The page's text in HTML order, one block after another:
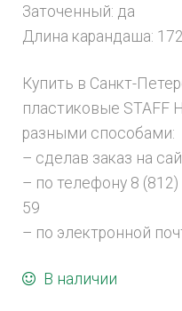
Заточенный: да
Длина карандаша:
Купить в Санкт-
пластиковые STAFF
разными способами:
– сделав заказ на
– по телефону 8
59
– по электронной
В наличии